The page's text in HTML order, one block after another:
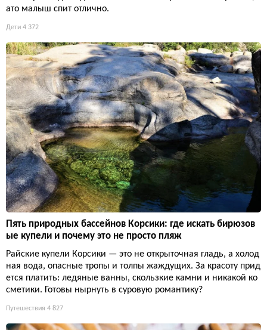
ато малыш спит отлично.
Дети 4 372
Пять природных бассейнов Корсики: где искать бирюзов
ые купели и почему это не просто пляж
Райские купели Корсики — это не открыточная гладь, а холод
ная вода, опасные тропы и толпы жаждущих. За красоту прид
ется платить: ледяные ванны, скользкие камни и никакой ко
сметики. Готовы нырнуть в суровую романтику?
Путешествия 4 827